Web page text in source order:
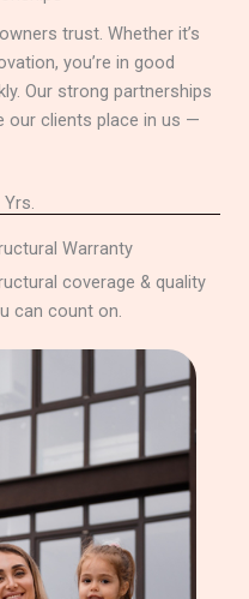
trust. Whether it’s
you’re in good
Our strong partnerships
our clients place in us —
Yrs.
Warranty
coverage & quality
can count on.